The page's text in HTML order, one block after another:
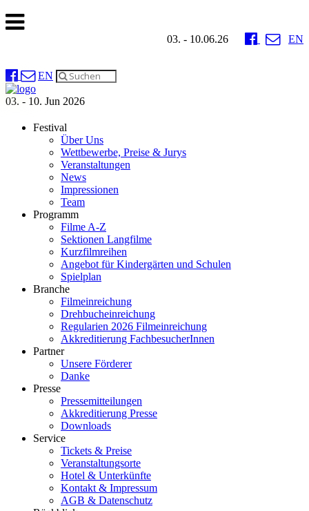
03. - 10.06.26 EN
EN
03. - 10. Jun 2026
Festival
Über Uns
Wettbewerbe, Preise & Jurys
Veranstaltungen
News
Impressionen
Team
Programm
Filme A-Z
Sektionen Langfilme
Kurzfilmreihen
Angebot für Kindergärten und Schulen
Spielplan
Branche
Filmeinreichung
Drehbucheinreichung
Regularien 2026 Filmeinreichung
Akkreditierung FachbesucherInnen
Partner
Unsere Förderer
Danke
Presse
Pressemitteilungen
Akkreditierung Presse
Downloads
Service
Tickets & Preise
Veranstaltungsorte
Hotel & Unterkünfte
Kontakt & Impressum
AGB & Datenschutz